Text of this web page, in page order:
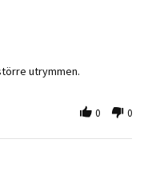
utrymmen.
0 0